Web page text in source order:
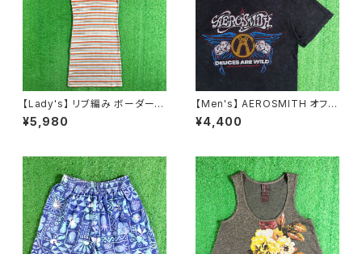
【Lady's】 リブ編み ボーダー
スキッパー ワンピース / 古着 ワ
ンピ 半袖 2262
¥5,980
【Men's】 AEROSMITH オフィ
シャルライセンス Tシャツ / 古
着 ティーシャツ T-Shirt ロック
¥4,400